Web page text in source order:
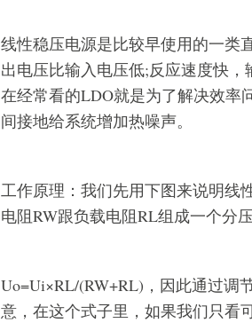
线性稳压电源是比较早使用的一类
出电压比输入电压低;反应速度快
在经常看的LDO就是为了解决效率
间接地给系统增加热噪声。
工作原理：我们先用下图来说明线
电阻RW跟负载电阻RL组成一个分
Uo=Ui×RL/(RW+RL)，因此通过调
意，在这个式子里，如果我们只看